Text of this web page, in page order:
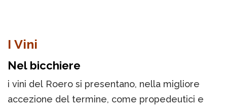
I Vini
Nel bicchiere
i vini del Roero si presentano, nella migliore
accezione del termine, come propedeutici e